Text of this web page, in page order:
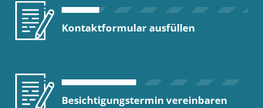
Kontaktformular ausfüllen
Besichtigungstermin vereinbaren